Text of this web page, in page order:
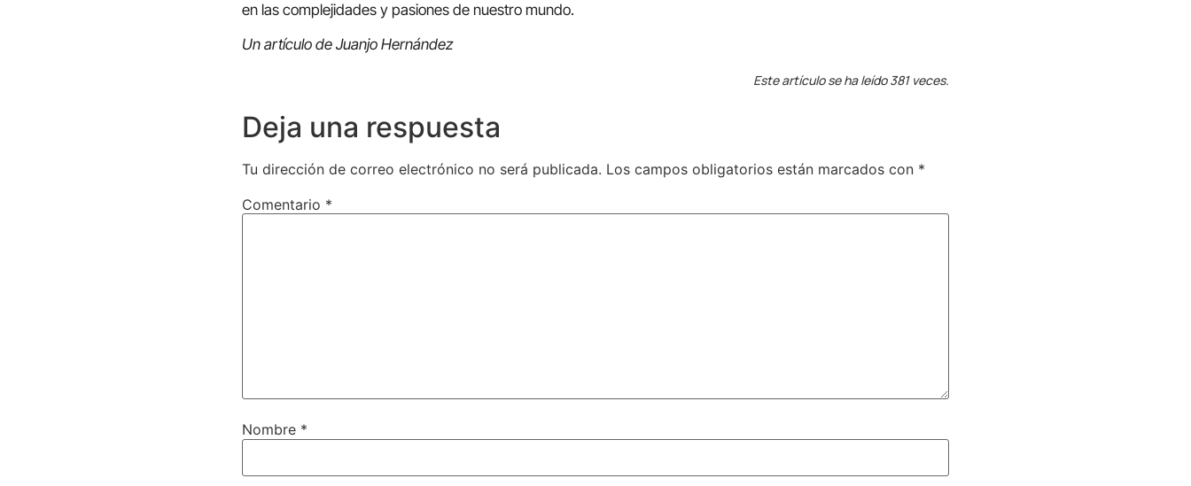
en las complejidades y pasiones de nuestro mundo.
Un artículo de Juanjo Hernández
Este artículo se ha leído 381 veces.
Deja una respuesta
Tu dirección de correo electrónico no será publicada. Los campos obligatorios están marcados con *
Comentario *
Nombre *